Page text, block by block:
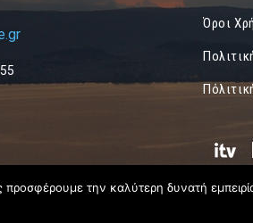
Όροι
την καλύτερη δυνατή